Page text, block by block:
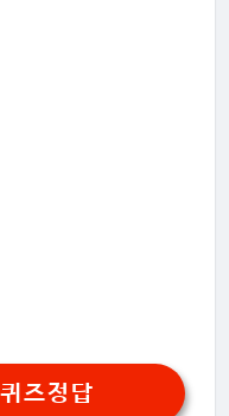
즈정답